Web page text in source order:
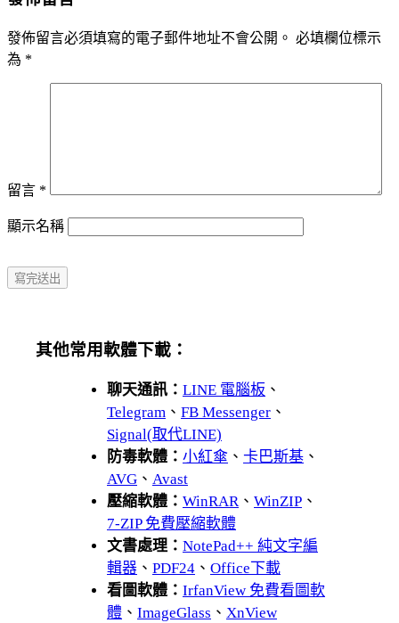
發佈留言必須填寫的電子郵件地址不會公開。 必填欄位標示
為 *
留言 *
顯示名稱
其他常用軟體下載：
聊天通訊： LINE 電腦板 、
Telegram 、 FB Messenger 、
Signal(取代LINE)
防毒軟體： 小紅傘 、 卡巴斯基 、
AVG 、 Avast
壓縮軟體： WinRAR、 WinZIP 、
7-ZIP 免費壓縮軟體
文書處理： NotePad++ 純文字編
輯器 、 PDF24 、 Office下載
看圖軟體： IrfanView 免費看圖軟
體 、 ImageGlass 、 XnView